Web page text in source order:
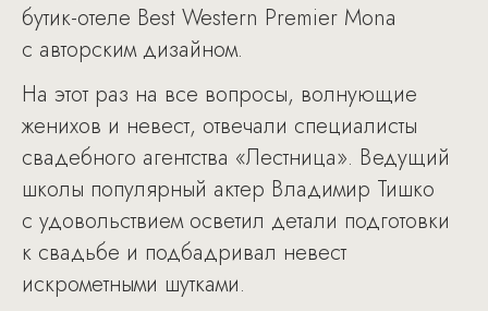
бутик-отеле Best Western Premier Mona
с авторским дизайном.
На этот раз на все вопросы, волнующие
женихов и невест, отвечали специалисты
свадебного агентства «Лестница». Ведущий
школы популярный актер Владимир Тишко
с удовольствием осветил детали подготовки
к свадьбе и подбадривал невест
искрометными шутками.